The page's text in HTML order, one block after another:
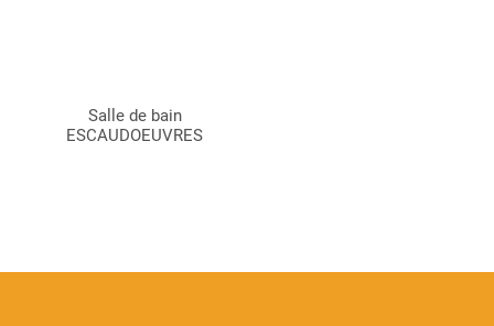
Salle de bain
ESCAUDOEUVRES